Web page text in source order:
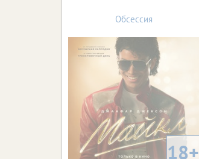
Обсессия
18+